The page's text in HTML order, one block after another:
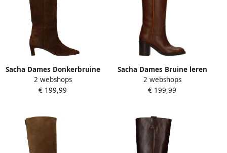
Sacha Dames Donkerbruine
suède hoge laarzen
2 webshops
€ 199,99
Sacha Dames Bruine leren
hoge laarzen met hak
2 webshops
€ 199,99